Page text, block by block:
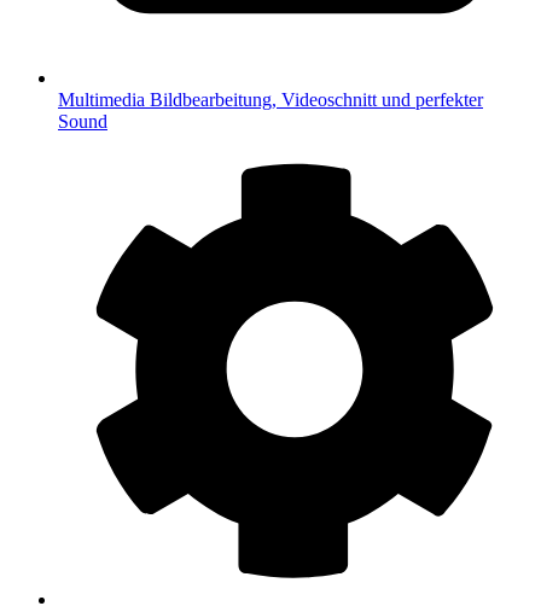
Multimedia Bildbearbeitung, Videoschnitt und perfekter
Sound